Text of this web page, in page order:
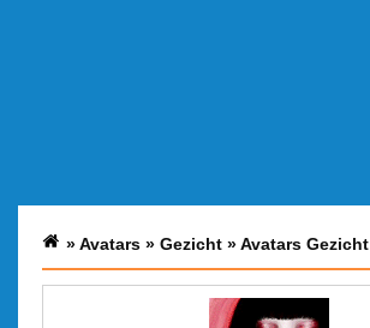
»Avatars » Gezicht »Avatars Gezicht